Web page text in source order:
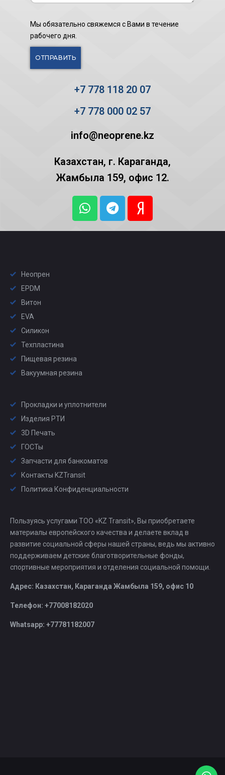
Мы обязательно свяжемся с Вами в течение
рабочего дня.
+7 778 118 20 07
+7 778 000 02 57
info@neoprene.kz
Казахстан, г. Караганда,
Жамбыла 159, офис 12.
Неопрен
EPDM
Витон
EVA
Силикон
Техпластина
Пищевая резина
Вакуумная резина
Прокладки и уплотнители
Изделия РТИ
3D Печать
ГОСТы
Запчасти для банкоматов
Контакты KZTransit
Политика Конфиденциальности
Пользуясь услугами ТОО «KZ Transit», Вы приобретаете
материалы европейского качества и делаете вклад в
развитие социальной сферы нашей страны, ведь мы активно
поддерживаем детские благотворительные фонды,
спортивные мероприятия и отделения социальной помощи.
Адрес: Казахстан, Караганда Жамбыла 159, офис 10
Телефон: +77008182020
Whatsapp: +77781182007